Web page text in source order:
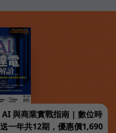
與商業實戰指南 | 數位時
一年共12期，優惠價1,690